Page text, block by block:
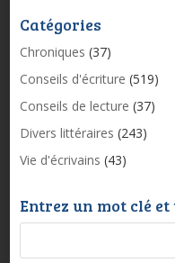
Catégories
Chroniques (37)
Conseils d'écriture (519)
Conseils de lecture (37)
Divers littéraires (243)
Vie d'écrivains (43)
Entrez un mot clé